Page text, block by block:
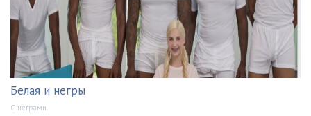
Белая и негры
С неграми